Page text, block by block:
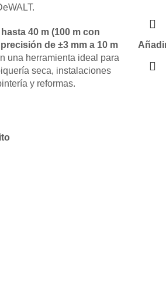
hasta 40 m (100 m con
precisión de ±3 mm a 10 m
una herramienta ideal para
seca, instalaciones
y reformas.